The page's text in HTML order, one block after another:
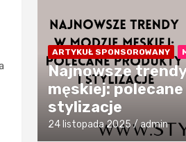
ARTYKUŁ SPONSOROWANY
Najnowsze
męskiej:
stylizacje
24 listopada 2025 admin